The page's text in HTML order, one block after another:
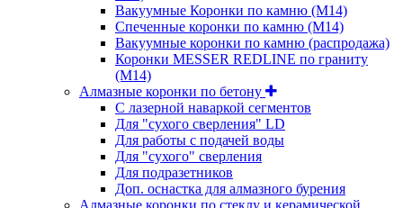
Вакуумные Коронки по камню (M14)
Спеченные коронки по камню (M14)
Вакуумные коронки по камню (распродажа)
Коронки MESSER REDLINE по граниту
(М14)
Алмазные коронки по бетону
С лазерной наваркой сегментов
Для "сухого сверления" LD
Для работы с подачей воды
Для "сухого" сверления
Для подразетников
Доп. оснастка для алмазного бурения
Алмазные коронки по стеклу и керамической